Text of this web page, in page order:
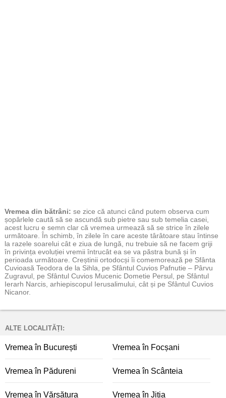
Vremea din bătrâni: se zice că atunci când putem observa cum
șopârlele caută să se ascundă sub pietre sau sub temelia casei,
acest lucru e semn clar că vremea urmează să se strice în zilele
următoare. În schimb, în zilele în care aceste târâtoare stau întinse
la razele soarelui cât e ziua de lungă, nu trebuie să ne facem griji
în privința evoluției vremii întrucât ea se va păstra bună și în
perioada următoare. Creștinii ortodocși îi comemorează pe Sfânta
Cuvioasă Teodora de la Sihla, pe Sfântul Cuvios Pafnutie – Pârvu
Zugravul, pe Sfântul Cuvios Mucenic Dometie Persul, pe Sfântul
Ierarh Narcis, arhiepiscopul Ierusalimului, cât și pe Sfântul Cuvios
Nicanor.
ALTE LOCALITĂȚI:
Vremea în București Vremea în Focșani
Vremea în Pădureni Vremea în Scânteia
Vremea în Vărsătura Vremea în Jitia